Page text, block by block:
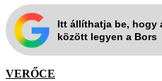
Itt állíthatja be, hogy
között legyen a Bors
VERŐCE